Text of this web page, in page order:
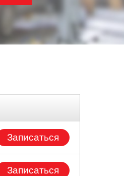
Записаться
Записаться